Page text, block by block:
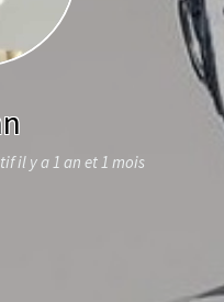
il y a 1 an et 1 mois